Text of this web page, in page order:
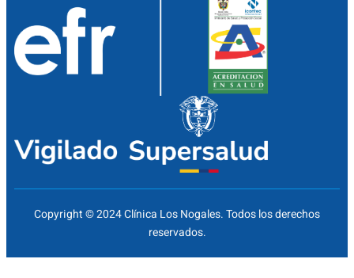
Copyright © 2024 Clínica Los Nogales. Todos los derechos
reservados.